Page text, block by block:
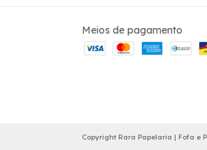
Meios de pagamento
Copyright Rara Papelaria | Fofa e